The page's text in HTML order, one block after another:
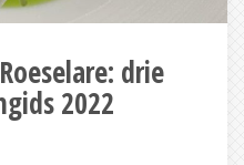
drie
2022